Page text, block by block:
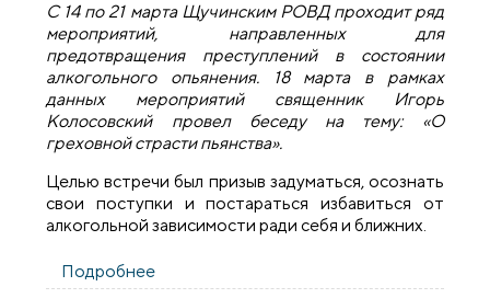
С 14 по 21 марта Щучинским РОВД проходит ряд
мероприятий, направленных для
предотвращения преступлений в состоянии
алкогольного опьянения. 18 марта в рамках
данных мероприятий священник Игорь
Колосовский провел беседу на тему: «О
греховной страсти пьянства».
Целью встречи был призыв задуматься, осознать
свои поступки и постараться избавиться от
алкогольной зависимости ради себя и ближних.
Подробнее
греховной страсти пьянства»